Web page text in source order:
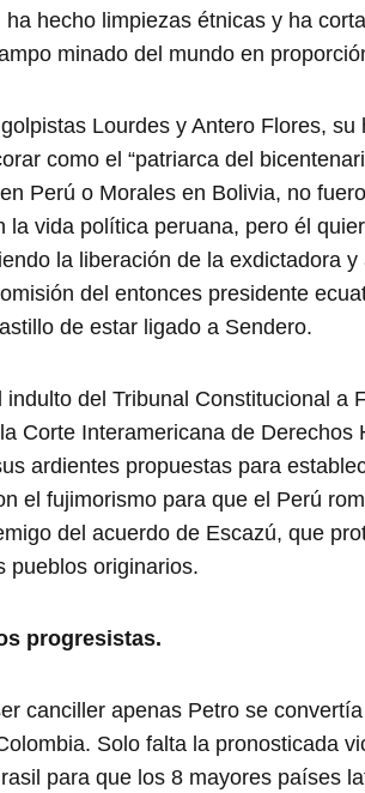
hecho limpiezas étnicas y ha
minado del mundo en
Lourdes y Antero Flores,
como el “patriarca del
Perú o Morales en Bolivia, no
la vida política peruana, pero él
la liberación de la exdictadora
del entonces presidente
de estar ligado a Sendero.
indulto del Tribunal Constitucional a
Corte Interamericana de Derechos
ardientes propuestas para
el fujimorismo para que el Perú
del acuerdo de Escazú, que
pueblos originarios.
progresistas.
canciller apenas Petro se
Solo falta la pronosticada
para que los 8 mayores países